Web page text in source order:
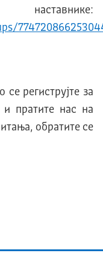
региструјте за
пратите нас на
обратите се